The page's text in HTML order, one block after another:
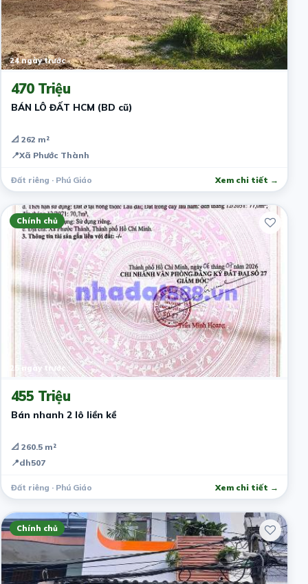
24 ngày trước
470 Triệu
BÁN LÔ ĐẤT HCM (BD cũ)
📐 262 m²
📍Xã Phước Thành
Đất riêng · Phú Giáo Xem chi tiết →
Chính chủ
25 ngày trước
455 Triệu
Bán nhanh 2 lô liền kề
📐 260.5 m²
📍dh507
Đất riêng · Phú Giáo Xem chi tiết →
Chính chủ